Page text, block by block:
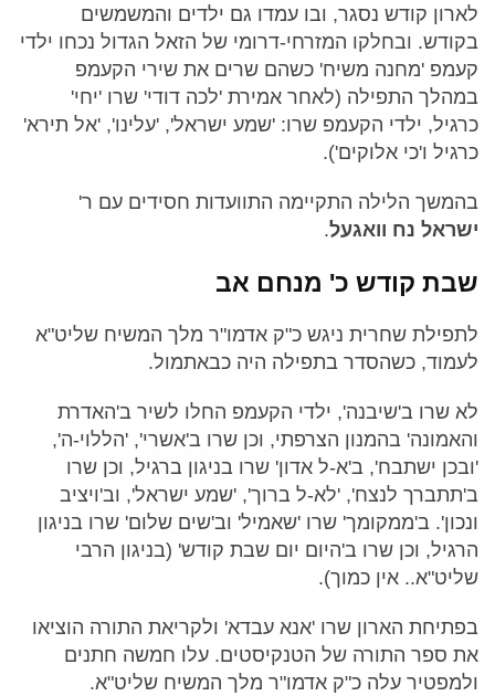
לארון קודש נסגר, ובו עמדו גם ילדים והמשמשים
בקודש. ובחלקו המזרחי-דרומי של הזאל הגדול נכחו ילדי
קעמפ 'מחנה משיח' כשהם שרים את שירי הקעמפ
במהלך התפילה (לאחר אמירת 'לכה דודי' שרו 'יחי'
כרגיל, ילדי הקעמפ שרו: 'שמע ישראל', 'עלינו', 'אל תירא'
כרגיל ו'כי אלוקים').
בהמשך הלילה התקיימה התוועדות חסידים עם ר'
ישראל נח וואגעל.
שבת קודש כ' מנחם אב
לתפילת שחרית ניגש כ"ק אדמו"ר מלך המשיח שליט"א
לעמוד, כשהסדר בתפילה היה כבאתמול.
לא שרו ב'שיבנה', ילדי הקעמפ החלו לשיר ב'האדרת
והאמונה' בהמנון הצרפתי, וכן שרו ב'אשרי', 'הללוי-ה',
'ובכן ישתבח', ב'א-ל אדון' שרו בניגון ברגיל, וכן שרו
ב'תתברך לנצח', 'לא-ל ברוך', 'שמע ישראל', וב'ויציב
ונכון'. ב'ממקומך' שרו 'שאמיל' וב'שים שלום' שרו בניגון
הרגיל, וכן שרו ב'היום יום שבת קודש' (בניגון הרבי
שליט"א.. אין כמוך).
בפתיחת הארון שרו 'אנא עבדא' ולקריאת התורה הוציאו
את ספר התורה של הטנקיסטים. עלו חמשה חתנים
ולמפטיר עלה כ"ק אדמו"ר מלך המשיח שליט"א.